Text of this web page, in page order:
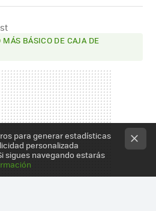
E-
BÁSICO DE CAJA DE
para generar estadísticas
personalizada
sigues navegando estarás